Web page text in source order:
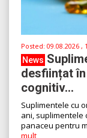
Posted: 09.08.2026 ,
News
desființat
cognitiv...
Suplimentele cu
ani, suplimentele
panaceu pentru
mult